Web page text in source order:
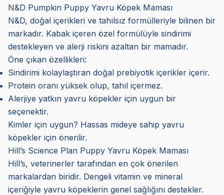
N&D Pumpkin Puppy Yavru Köpek Maması
N&D, doğal içerikleri ve tahılsız formülleriyle bilinen bir
markadır. Kabak içeren özel formülüyle sindirimi
destekleyen ve alerji riskini azaltan bir mamadır.
Öne çıkan özellikleri:
Sindirimi kolaylaştıran doğal prebiyotik içerikler içerir.
Protein oranı yüksek olup, tahıl içermez.
Alerjiye yatkın yavru köpekler için uygun bir
seçenektir.
Kimler için uygun? Hassas mideye sahip yavru
köpekler için önerilir.
Hill’s Science Plan Puppy Yavru Köpek Maması
Hill’s, veterinerler tarafından en çok önerilen
markalardan biridir. Dengeli vitamin ve mineral
içeriğiyle yavru köpeklerin genel sağlığını destekler.